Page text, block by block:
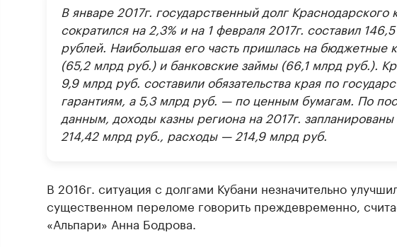
В январе 2017г. государственный долг Краснодарского
сократился на 2,3% и на 1 февраля 2017г. составил
рублей. Наибольшая его часть пришлась на бюджетные
(65,2 млрд руб.) и банковские займы (66,1 млрд руб.).
9,9 млрд руб. составили обязательства края по
гарантиям, а 5,3 млрд руб. — по ценным бумагам. По
данным, доходы казны региона на 2017г.
214,42 млрд руб., расходы — 214,9 млрд руб.
В 2016г. ситуация с долгами Кубани незначительно
существенном переломе говорить преждевременно,
«Альпари» Анна Бодрова.